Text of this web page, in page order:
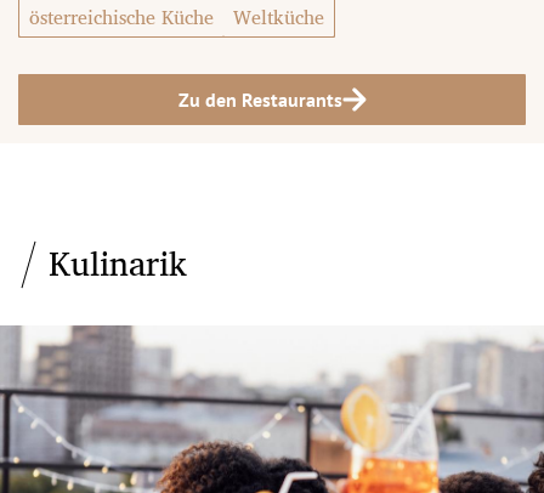
österreichische Küche
Weltküche
Zu den Restaurants
Kulinarik